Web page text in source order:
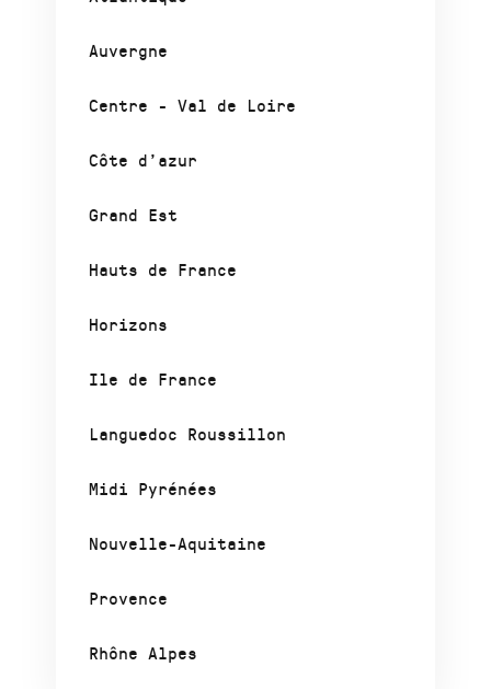
Auvergne
Centre - Val de Loire
Côte d’azur
Grand Est
Hauts de France
Horizons
Ile de France
Languedoc Roussillon
Midi Pyrénées
Nouvelle-Aquitaine
Provence
Rhône Alpes